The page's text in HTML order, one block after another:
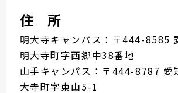
住 所
明大寺キャンパス：〒444-8585
明大寺町字西郷中38番地
山手キャンパス：〒444-8787 愛
大寺町字東山5-1